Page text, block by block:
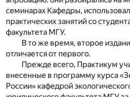
семинарах Кафедры,
практических занятий со
факультета МГУ.
В то же время, второе
отличается от первого.
Прежде всего, Практикум
внесенные в программу курса
России» кафедрой